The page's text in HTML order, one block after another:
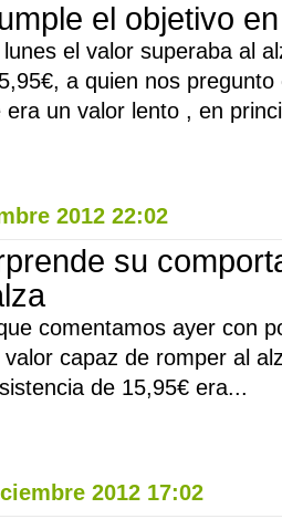
el objetivo
el valor superaba al
a quien nos
era un valor lento , en
2012 22:02
su
comentamos ayer con
capaz de romper al
de 15,95€ era...
2012 17:02